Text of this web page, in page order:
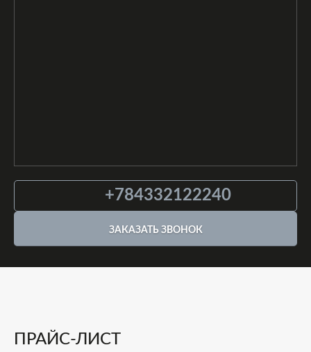
+784332122240
ЗАКАЗАТЬ ЗВОНОК
ПРАЙС-ЛИСТ